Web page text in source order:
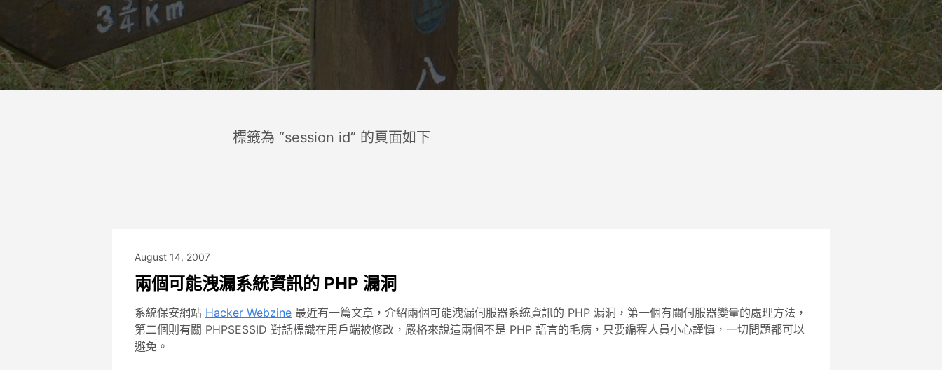
標籤為 “session id” 的頁面如下
August 14, 2007
兩個可能洩漏系統資訊的 PHP 漏洞
系統保安網站 Hacker Webzine 最近有一篇文章，介紹兩個可能洩漏伺服器系統資訊的 PHP 漏洞，第一個有關伺服器變量的處理方法，
第二個則有關 PHPSESSID 對話標識在用戶端被修改，嚴格來說這兩個不是 PHP 語言的毛病，只要編程人員小心謹慎，一切問題都可以
避免。